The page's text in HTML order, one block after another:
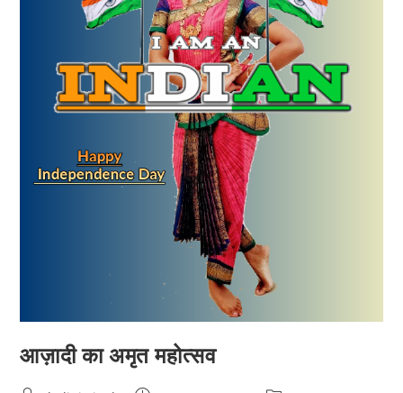
आज़ादी का अमृत महोत्सव